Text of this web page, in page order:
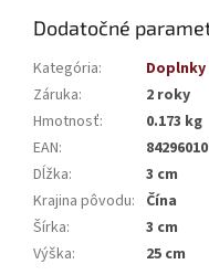
Dodatočné
Kategória:
Záruka:
2 roky
Hmotnosť:
0.173 kg
EAN:
Dĺžka:
3 cm
Krajina pôvodu: Čína
Šírka:
3 cm
Výška: 25 cm